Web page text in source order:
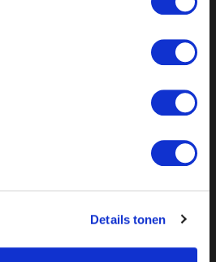
Details tonen